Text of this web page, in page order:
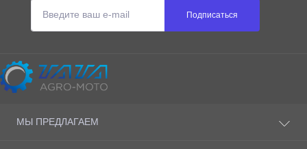
Подписаться
ТАТА AGRO-MOTO S.R.L
МЫ ПРЕДЛАГАЕМ